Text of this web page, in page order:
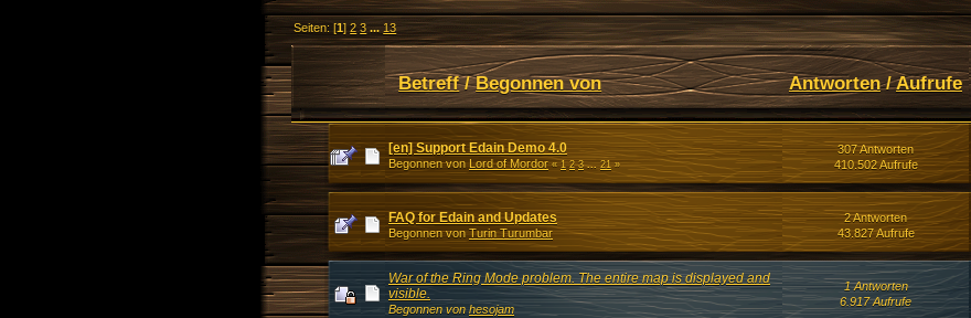
Seiten: [1]2 3 ...13
Betreff/Begonnen von Antworten/Aufrufe
[en] Support Edain Demo 4.0
Begonnen von Lord of Mordor «1 2 3 ...21»
307 Antworten
410.502 Aufrufe
FAQ for Edain and Updates
Begonnen von Turin Turumbar
2 Antworten
43.827 Aufrufe
War of the Ring Mode problem. The entire map is displayed and
visible.
Begonnen von hesojam
1 Antworten
6.917 Aufrufe